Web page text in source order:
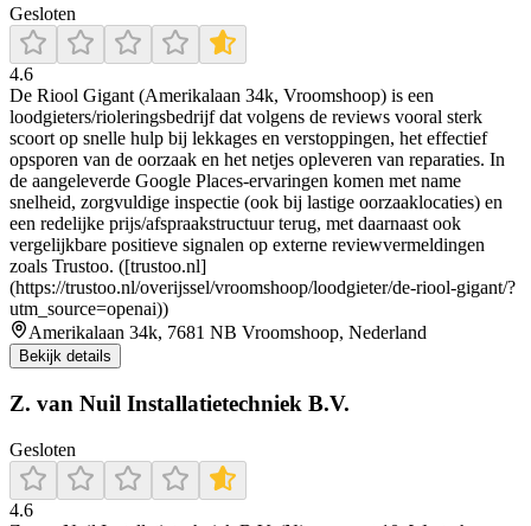
Gesloten
4.6
De Riool Gigant (Amerikalaan 34k, Vroomshoop) is een
loodgieters/rioleringsbedrijf dat volgens de reviews vooral sterk
scoort op snelle hulp bij lekkages en verstoppingen, het effectief
opsporen van de oorzaak en het netjes opleveren van reparaties. In
de aangeleverde Google Places-ervaringen komen met name
snelheid, zorgvuldige inspectie (ook bij lastige oorzaaklocaties) en
een redelijke prijs/afspraakstructuur terug, met daarnaast ook
vergelijkbare positieve signalen op externe reviewvermeldingen
zoals Trustoo. ([trustoo.nl]
(https://trustoo.nl/overijssel/vroomshoop/loodgieter/de-riool-gigant/?
utm_source=openai))
Amerikalaan 34k, 7681 NB Vroomshoop, Nederland
Bekijk details
Z. van Nuil Installatietechniek B.V.
Gesloten
4.6